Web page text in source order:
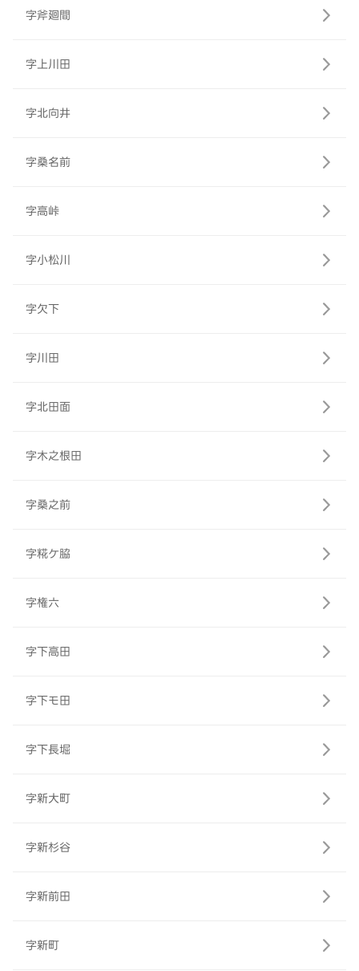
字斧廻間
字上川田
字北向井
字桑名前
字高峠
字小松川
字欠下
字川田
字北田面
字木之根田
字桑之前
字糀ケ脇
字権六
字下高田
字下モ田
字下長堀
字新大町
字新杉谷
字新前田
字新町